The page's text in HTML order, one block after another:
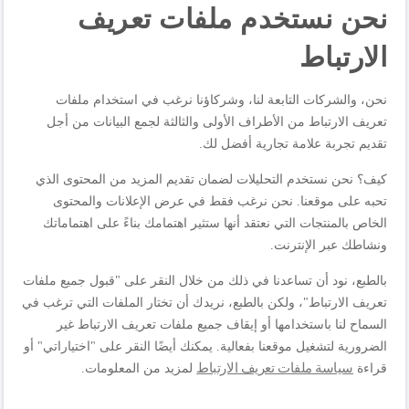
المراجعات
اكتب مراجعتك الخاصة
أنت تراجع:
شواية ألتراكومباكت | وضعيّتين: للشواء أو الشواء على
الفحم | GC302528
الجودة
1
نجمة
2
نجوم
3
نجوم
4
نجوم
5
نجوم
السعر
نحن نستخدم ملفات تعريف
الارتباط
نحن، والشركات التابعة لنا، وشركاؤنا نرغب في استخدام ملفات
تعريف الارتباط من الأطراف الأولى والثالثة لجمع البيانات من أجل
تقديم تجربة علامة تجارية أفضل لك.
كيف؟ نحن نستخدم التحليلات لضمان تقديم المزيد من المحتوى الذي
تحبه على موقعنا. نحن نرغب فقط في عرض الإعلانات والمحتوى
الخاص بالمنتجات التي نعتقد أنها ستثير اهتمامك بناءً على اهتماماتك
ونشاطك عبر الإنترنت.
بالطبع، نود أن تساعدنا في ذلك من خلال النقر على "قبول جميع ملفات
تعريف الارتباط"، ولكن بالطبع، نريدك أن تختار الملفات التي ترغب في
السماح لنا باستخدامها أو إيقاف جميع ملفات تعريف الارتباط غير
الضرورية لتشغيل موقعنا بفعالية. يمكنك أيضًا النقر على "اختياراتي" أو
قراءة سياسة ملفات تعريف الارتباط لمزيد من المعلومات.